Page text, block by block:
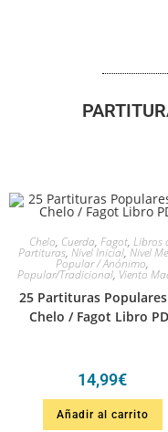
Chelo, Cuerda, Fagot, Libros
Partituras, Nivel Inicial,Nivel
Popular / Anónimo,
Popular/Tradicional, Viento
25 Partituras
Chelo / Fagot Libro
14,99€
Añadir al carrito